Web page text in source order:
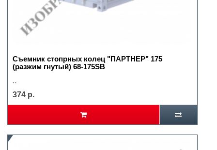
Съемник стопрных колец "ПАРТНЕР" 175
(разжим гнутый) 68-175SB
374 р.